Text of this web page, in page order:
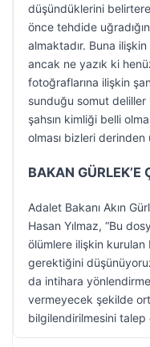
düşündüklerini
önce tehdide
almaktadır. Buna
ancak ne yazık ki
fotoğraflarına ilişkin
sunduğu somut deliller
şahsın kimliği belli
olması bizleri
BAKAN GÜRLEK’E
Adalet Bakanı Akın
Hasan Yılmaz, “Bu
ölümlere ilişkin kurulan
gerektiğini
da intihara
vermeyecek şekilde
bilgilendirilmesini talep